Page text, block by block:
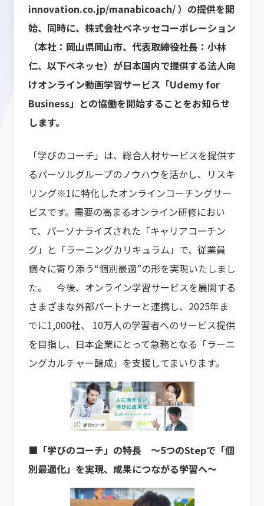
innovation.co.jp/manabicoach/）の提供を開
始、同時に、株式会社ベネッセコーポレーション
（本社：岡山県岡山市、代表取締役社長：小林
仁、以下ベネッセ）が日本国内で提供する法人向
けオンライン動画学習サービス「Udemy for
Business」との協働を開始することをお知らせ
します。
「学びのコーチ」は、総合人材サービスを提供す
るパーソルグループのノウハウを活かし、リスキ
リング※1に特化したオンラインコーチングサー
ビスです。需要の高まるオンライン研修におい
て、パーソナライズされた「キャリアコーチン
グ」と「ラーニングカリキュラム」で、従業員
個々に寄り添う“個別最適”の形を実現いたしまし
た。 今後、オンライン学習サービスを展開する
さまざまな外部パートナーと連携し、2025年ま
でに1,000社、 10万人の学習者へのサービス提供
を目指し、日本企業にとって急務となる「ラーニ
ングカルチャー醸成」を支援してまいります。
■「学びのコーチ」の特長 ～5つのStepで「個
別最適化」を実現、成果につながる学習へ～